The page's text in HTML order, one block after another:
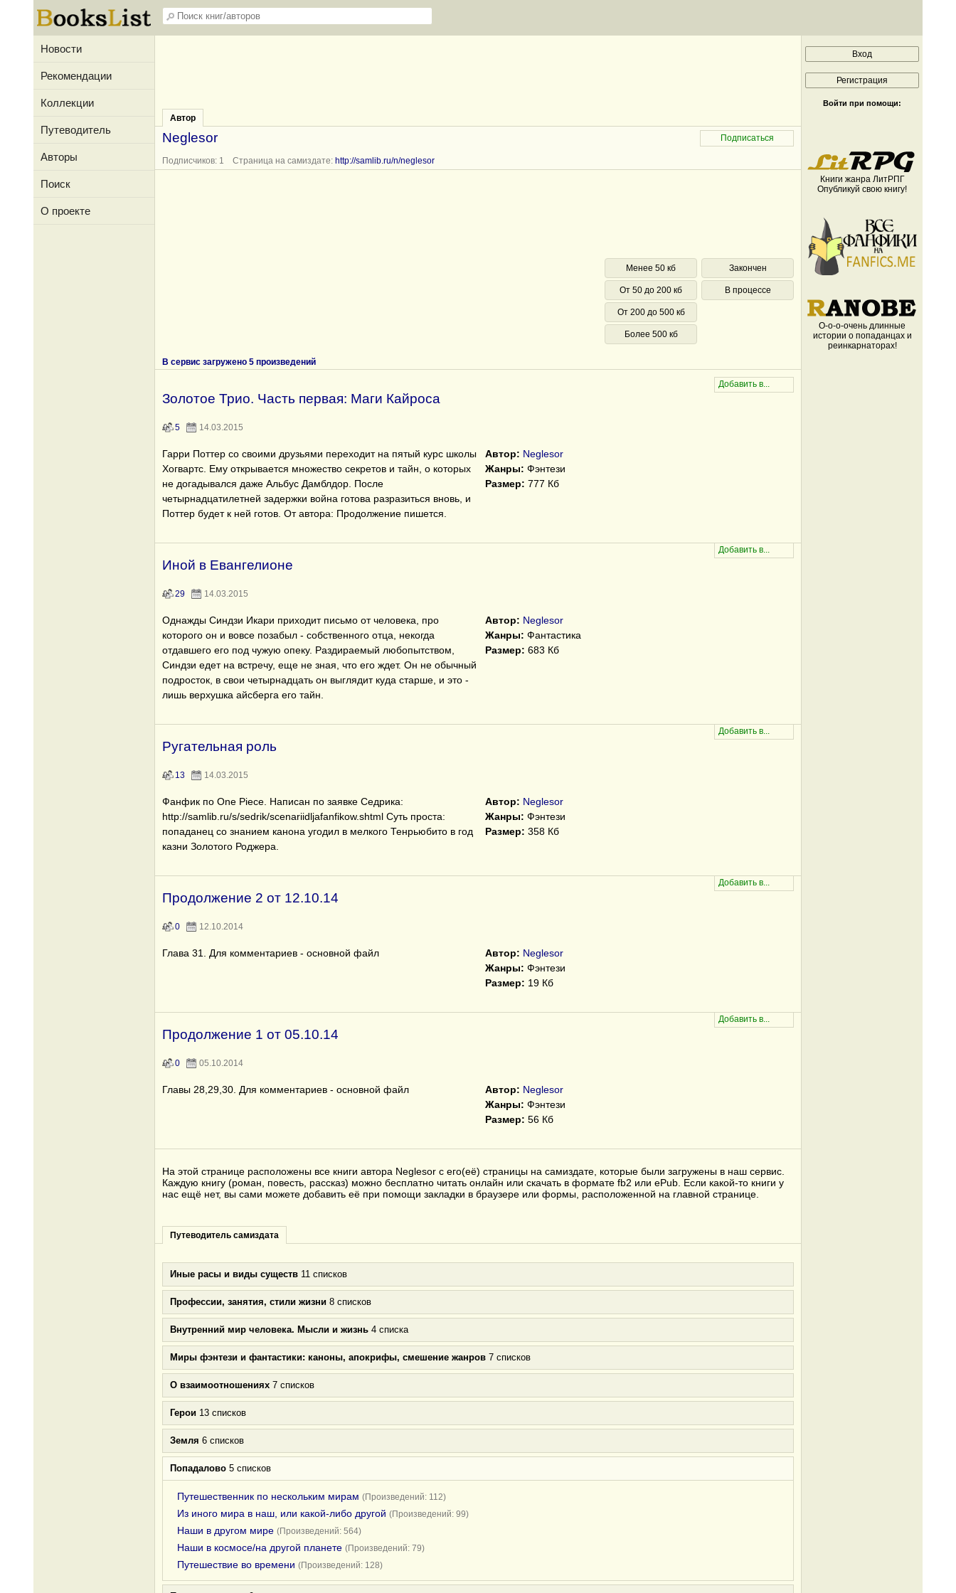
Новости
Рекомендации
Коллекции
Путеводитель
Авторы
Поиск
О проекте
Автор
Neglesor
Подписчиков: 1 Страница на самиздате: http://samlib.ru/n/neglesor
Менее 50 кб
От 50 до 200 кб
От 200 до 500 кб
Более 500 кб
Закончен
В процессе
В сервис загружено 5 произведений
Золотое Трио. Часть первая: Маги Кайроса
5 14.03.2015
Гарри Поттер со своими друзьями переходит на пятый курс школы
Хогвартс. Ему открывается множество секретов и тайн, о которых
не догадывался даже Альбус Дамблдор. После
четырнадцатилетней задержки война готова разразиться вновь, и
Поттер будет к ней готов. От автора: Продолжение пишется.
Автор: Neglesor
Жанры: Фэнтези
Размер: 777 Кб
Иной в Евангелионе
29 14.03.2015
Однажды Синдзи Икари приходит письмо от человека, про
которого он и вовсе позабыл - собственного отца, некогда
отдавшего его под чужую опеку. Раздираемый любопытством,
Синдзи едет на встречу, еще не зная, что его ждет. Он не обычный
подросток, в свои четырнадцать он выглядит куда старше, и это -
лишь верхушка айсберга его тайн.
Автор: Neglesor
Жанры: Фантастика
Размер: 683 Кб
Ругательная роль
13 14.03.2015
Фанфик по One Piece. Написан по заявке Седрика:
http://samlib.ru/s/sedrik/scenariidljafanfikow.shtml Суть проста:
попаданец со знанием канона угодил в мелкого Тенрьюбито в год
казни Золотого Роджера.
Автор: Neglesor
Жанры: Фэнтези
Размер: 358 Кб
Продолжение 2 от 12.10.14
0 12.10.2014
Глава 31. Для комментариев - основной файл Автор: Neglesor
Жанры: Фэнтези
Размер: 19 Кб
Продолжение 1 от 05.10.14
0 05.10.2014
Главы 28,29,30. Для комментариев - основной файл Автор: Neglesor
Жанры: Фэнтези
Размер: 56 Кб
На этой странице расположены все книги автора Neglesor с его(её) страницы на самиздате, которые были загружены в наш сервис.
Каждую книгу (роман, повесть, рассказ) можно бесплатно читать онлайн или скачать в формате fb2 или ePub. Если какой-то книги у
нас ещё нет, вы сами можете добавить её при помощи закладки в браузере или формы, расположенной на главной странице.
Путеводитель самиздата
Иные расы и виды существ 11 списков
Профессии, занятия, стили жизни 8 списков
Внутренний мир человека. Мысли и жизнь 4 списка
Миры фэнтези и фантастики: каноны, апокрифы, смешение жанров 7 списков
О взаимоотношениях 7 списков
Герои 13 списков
Земля 6 списков
Попадалово 5 списков
Путешественник по нескольким мирам (Произведений: 112)
Из иного мира в наш, или какой-либо другой (Произведений: 99)
Наши в другом мире (Произведений: 564)
Наши в космосе/на другой планете (Произведений: 79)
Путешествие во времени (Произведений: 128)
Войти при помощи:
Книги жанра ЛитРПГ
Опубликуй свою книгу!
О-о-о-очень длинные
истории о попаданцах и
реинкарнаторах!